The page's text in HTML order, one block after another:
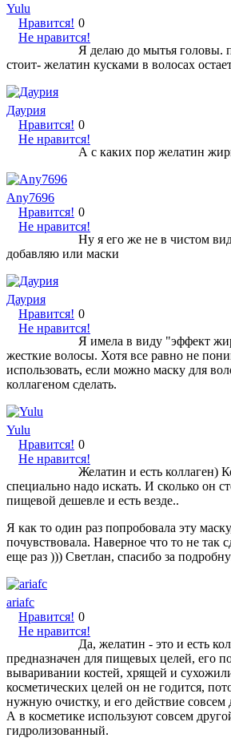
Yulu
Нравится!
Не нравится!
0
Я делаю до мытья головы.
стоит- желатин кусками в волосах
Даурия
Нравится!
Не нравится!
0
А с каких пор желатин
Any7696
Нравится!
Не нравится!
0
Ну я его же не в чистом
добавляю или маски
Даурия
Нравится!
Не нравится!
0
Я имела в виду "эффект
жесткие волосы. Хотя все равно не
использовать, если можно маску для
коллагеном сделать.
Yulu
Нравится!
Не нравится!
0
Желатин и есть коллаген)
специально надо искать. И сколько он
пищевой дешевле и есть везде..
Я как то один раз попробовала эту
почувствовала. Наверное что то не так
еще раз ))) Светлан, спасибо за
ariafc
Нравится!
Не нравится!
0
Да, желатин - это и есть
предназначен для пищевых целей, его
вываривании костей, хрящей и
косметических целей он не годится,
нужную очистку, и его действие
А в косметике используют совсем
гидролизованный.